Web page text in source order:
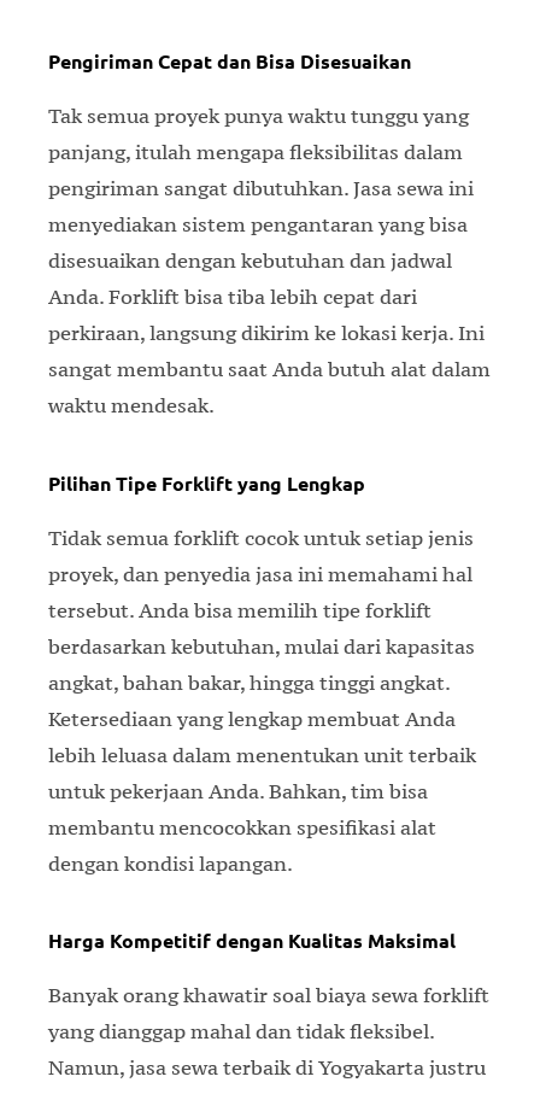
Pengiriman Cepat dan Bisa Disesuaikan
Tak semua proyek punya waktu tunggu yang
panjang, itulah mengapa fleksibilitas dalam
pengiriman sangat dibutuhkan. Jasa sewa ini
menyediakan sistem pengantaran yang bisa
disesuaikan dengan kebutuhan dan jadwal
Anda. Forklift bisa tiba lebih cepat dari
perkiraan, langsung dikirim ke lokasi kerja. Ini
sangat membantu saat Anda butuh alat dalam
waktu mendesak.
Pilihan Tipe Forklift yang Lengkap
Tidak semua forklift cocok untuk setiap jenis
proyek, dan penyedia jasa ini memahami hal
tersebut. Anda bisa memilih tipe forklift
berdasarkan kebutuhan, mulai dari kapasitas
angkat, bahan bakar, hingga tinggi angkat.
Ketersediaan yang lengkap membuat Anda
lebih leluasa dalam menentukan unit terbaik
untuk pekerjaan Anda. Bahkan, tim bisa
membantu mencocokkan spesifikasi alat
dengan kondisi lapangan.
Harga Kompetitif dengan Kualitas Maksimal
Banyak orang khawatir soal biaya sewa forklift
yang dianggap mahal dan tidak fleksibel.
Namun, jasa sewa terbaik di Yogyakarta justru